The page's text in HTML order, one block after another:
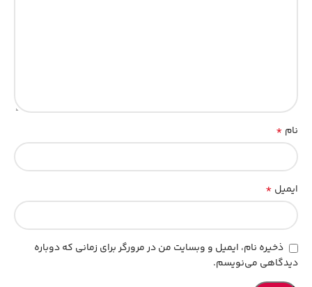
نام *
ایمیل *
ذخیره نام، ایمیل و وبسایت من در مرورگر برای زمانی که دوباره
دیدگاهی می‌نویسم.